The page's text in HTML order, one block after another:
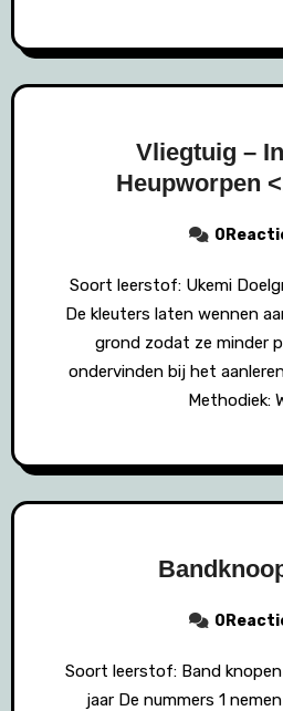
Vliegtuig –
Heupworpen
Soort leerstof: Ukemi Doelgroep: Kleuters Doel:
De kleuters laten wennen
grond zodat ze minder
ondervinden bij het
Methodiek:
Soort leerstof: Band knopen Doelgroep: vanaf 8
jaar De nummers 1